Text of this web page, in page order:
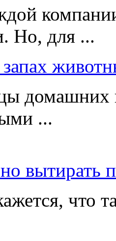
Но, для ...
домашних
...
вытирать
что